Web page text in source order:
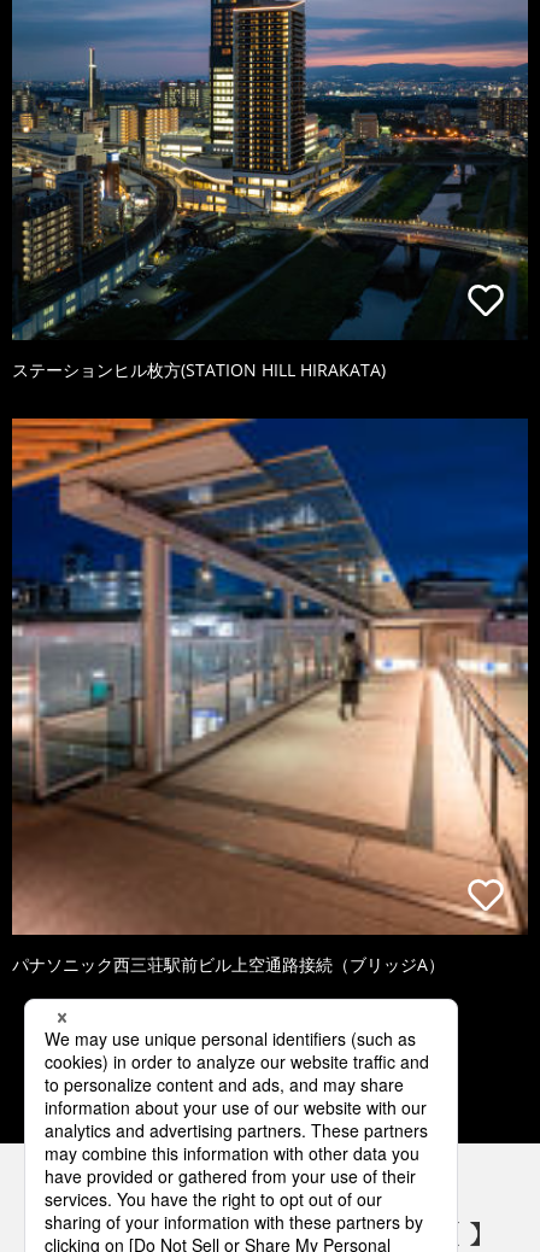
ステーションヒル枚方(STATION HILL HIRAKATA)
パナソニック西三荘駅前ビル上空通路接続（ブリッジA）
1 2 3 4 5
パナソニックの電気設備 SNSアカウント